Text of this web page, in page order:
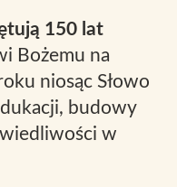
150 lat
Bożemu na
niosąc Słowo
budowy
w